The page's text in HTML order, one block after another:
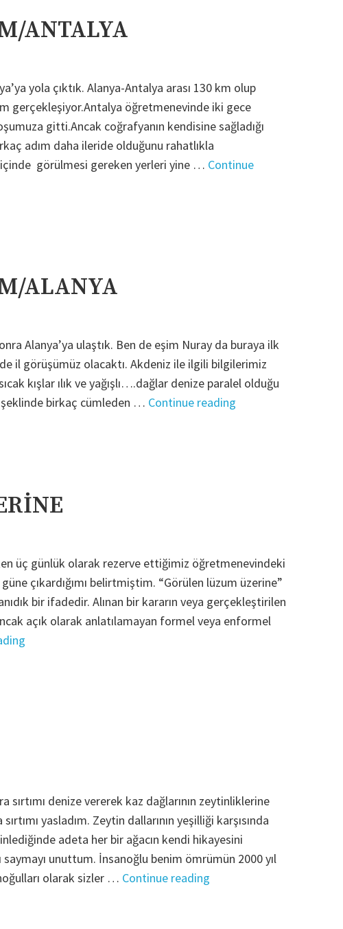
ANTALYA
yola çıktık. Alanya-Antalya arası 130 km olup
gerçekleşiyor.Antalya öğretmenevinde iki gece
gitti.Ancak coğrafyanın kendisine sağladığı
adım daha ileride olduğunu rahatlıkla
içinde görülmesi gereken yerleri yine … Continue
ALANYA
Alanya’ya ulaştık. Ben de eşim Nuray da buraya ilk
il görüşümüz olacaktı. Akdeniz ile ilgili bilgilerimiz
kışlar ılık ve yağışlı….dağlar denize paralel olduğu
şeklinde birkaç cümleden … Continue reading"VE
üç günlük olarak rezerve ettiğimiz öğretmenevindeki
çıkardığımı belirtmiştim. “Görülen lüzum üzerine”
bir ifadedir. Alınan bir kararın veya gerçekleştirilen
açık olarak anlatılamayan formel veya enformel
"GÖRÜLEN
denize vererek kaz dağlarının zeytinliklerine
yasladım. Zeytin dallarının yeşilliği karşısında
adeta her bir ağacın kendi hikayesini
saymayı unuttum. İnsanoğlu benim ömrümün 2000 yıl
olarak sizler … Continue reading"ZEYTİN